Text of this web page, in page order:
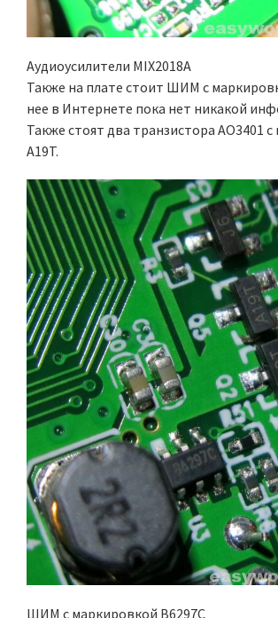
Аудиоусилители MIX2018A
Также на плате стоит ШИМ с
нее в Интернете пока нет никакой
Также стоят два транзистора AO3401
A19T.
ШИМ с маркировкой B6297C